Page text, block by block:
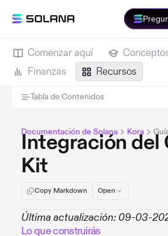
Comenzar aquí
Finanzas
Recursos
Tabla de Contenidos
Documentación de Solana Kora
Integración del
Kit
Copy Markdown Open
Última actualización: 09-03-
Lo que construirás